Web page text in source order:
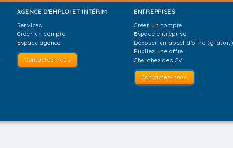
AGENCE D'EMPLOI ET INTÉRIM
Services
Créer un compte
Espace agence
Contactez-nous
ENTREPRISES
Créer un compte
Espace entreprise
Déposer un appel d'offre (gratuit)
Publiez une offre
Cherchez des CV
Contactez-nous